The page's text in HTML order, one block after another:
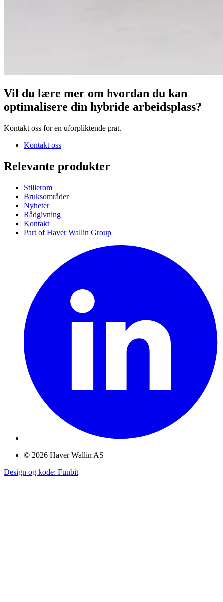
Vil du lære mer om hvordan du kan
optimalisere din hybride arbeidsplass?
Kontakt oss for en uforpliktende prat.
Kontakt oss
Relevante produkter
Stillerom
Bruksområder
Nyheter
Rådgivning
Kontakt
Part of Haver Wallin Group
© 2026 Haver Wallin AS
Design og kode: Funbit